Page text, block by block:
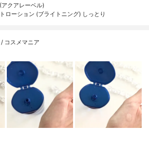
クアレーベル)
ローション (ブライトニング) しっとり
コスメマニア